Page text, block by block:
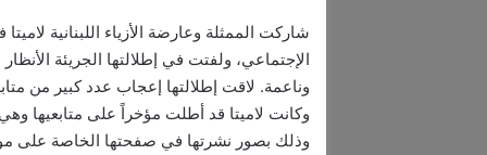
شاركت الممثلة وعارضة الأزياء اللبنانية
الإجتماعي، ولفتت في إطلالتها الجريئة
وناعمة. لاقت إطلالتها إعجاب عدد كبير من
وكانت لاميتا قد أطلت مؤخراً على متابعيها
وذلك بصور نشرتها في صفحتها الخاصة على